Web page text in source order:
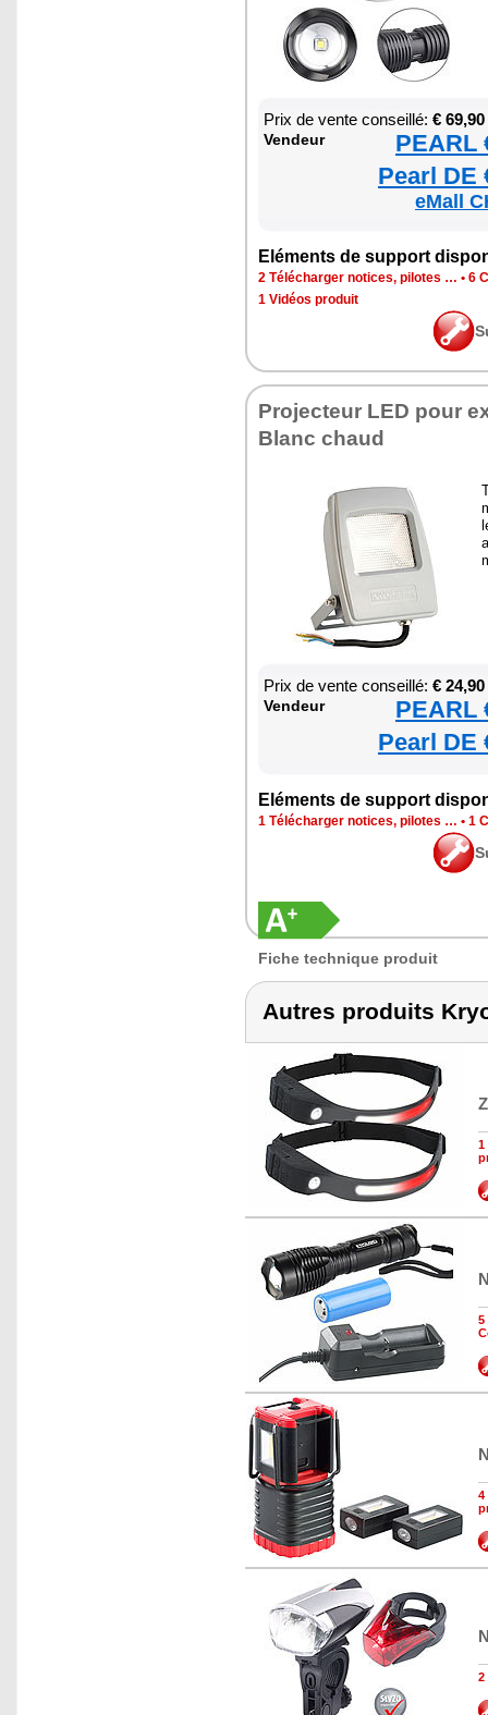
Prix de vente conseillé: € 69,90
Ven­deur
PEARL
Pearl DE
eMall
Elé­ments de sup­port
2 Télé­char­ger notices, pilotes … • 6
1 Vidéos pro­duit
Pro­jec­teur LED pour
Blanc chaud
Prix de vente conseillé: € 24,90
Ven­deur
PEARL
Pearl DE
Elé­ments de sup­port
1 Télé­char­ger notices, pilotes … • 1
Fiche tech­nique pro­duit
Autres produits
1
5
4
2